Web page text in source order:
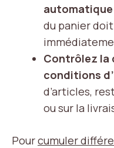
automatique
du panier
Contrôlez la
conditions
d’articles,
ou sur la
Pourcumuler